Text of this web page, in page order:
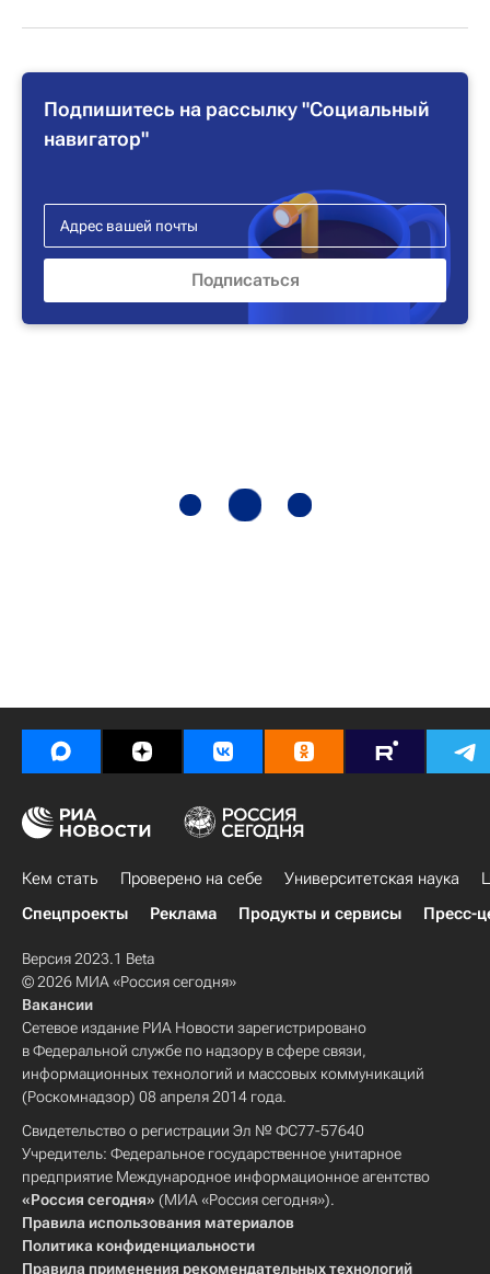
Подпишитесь на рассылку "Социальный
навигатор"
Кем стать Проверено на себе Университетская наука
Спецпроекты
Реклама Продукты и сервисы Пресс-
Версия 2023.1 Beta
© 2026 МИА «Россия сегодня»
Вакансии
Сетевое издание РИА Новости зарегистрировано
в Федеральной службе по надзору в сфере связи,
информационных технологий и массовых коммуникаций
(Роскомнадзор) 08 апреля 2014 года.
Свидетельство о регистрации Эл № ФС77-57640
Учредитель: Федеральное государственное унитарное
предприятие Международное информационное агентство
«Россия сегодня» (МИА «Россия сегодня»).
Правила использования материалов
Политика конфиденциальности
Правила применения рекомендательных технологий